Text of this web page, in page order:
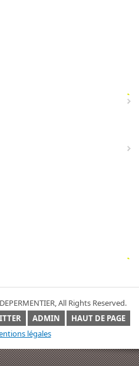
All Rights Reserved.
ADMIN
HAUT DE PAGE
légales